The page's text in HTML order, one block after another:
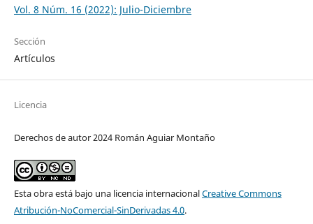
Vol. 8 Núm. 16 (2022): Julio-Diciembre
Sección
Artículos
Licencia
Derechos de autor 2024 Román Aguiar Montaño
Esta obra está bajo una licencia internacionalCreative Commons
Atribución-NoComercial-SinDerivadas 4.0.